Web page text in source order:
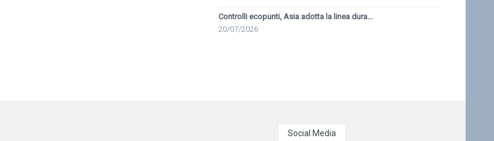
Controlli ecopunti, Asia adotta la linea dura...
20/07/2026
Social Media